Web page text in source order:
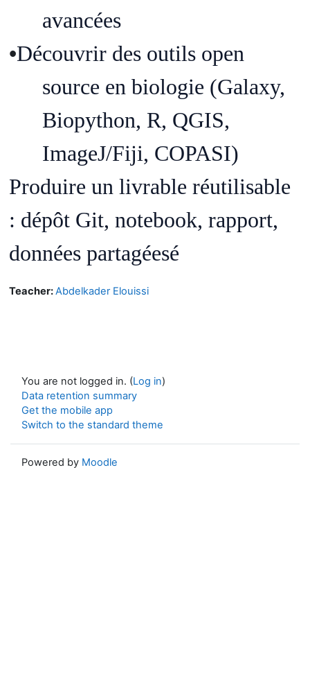
avancées
•Découvrir des outils open
source en biologie (Galaxy,
Biopython, R, QGIS,
ImageJ/Fiji, COPASI)
Produire un livrable réutilisable
: dépôt Git, notebook, rapport,
données partagéesé
Teacher:Abdelkader Elouissi
You are not logged in. (Log in)
Data retention summary
Get the mobile app
Switch to the standard theme
Powered by Moodle